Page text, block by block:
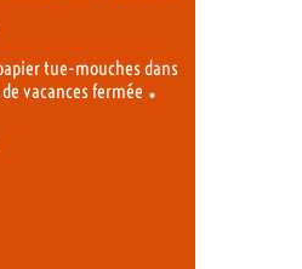
tue-mouches dans
vacances fermée •